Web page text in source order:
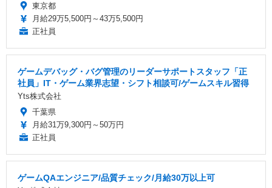
東京都
月給29万5,500円～43万5,500円
正社員
ゲームデバッグ・バグ管理のリーダーサポートスタッフ「正
社員」IT・ゲーム業界志望・シフト相談可/ゲームスキル習得
Yts株式会社
千葉県
月給31万9,300円～50万円
正社員
ゲームQAエンジニア/品質チェック/月給30万以上可